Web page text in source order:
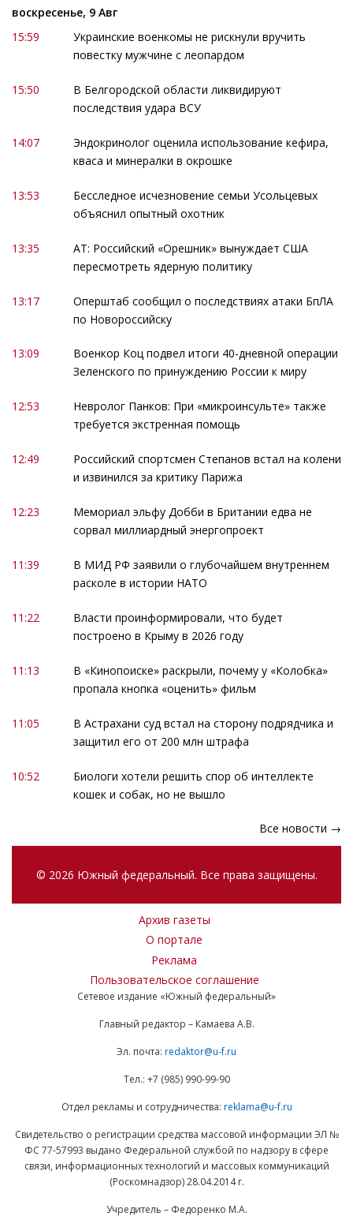
воскресенье, 9 Авг
15:59
Украинские военкомы не рискнули вручить
повестку мужчине с леопардом
15:50
В Белгородской области ликвидируют
последствия удара ВСУ
14:07
Эндокринолог оценила использование кефира,
кваса и минералки в окрошке
13:53
Бесследное исчезновение семьи Усольцевых
объяснил опытный охотник
13:35
АТ: Российский «Орешник» вынуждает США
пересмотреть ядерную политику
13:17
Оперштаб сообщил о последствиях атаки БпЛА
по Новороссийску
13:09
Военкор Коц подвел итоги 40-дневной операции
Зеленского по принуждению России к миру
12:53
Невролог Панков: При «микроинсульте» также
требуется экстренная помощь
12:49
Российский спортсмен Степанов встал на колени
и извинился за критику Парижа
12:23
Мемориал эльфу Добби в Британии едва не
сорвал миллиардный энергопроект
11:39
В МИД РФ заявили о глубочайшем внутреннем
расколе в истории НАТО
11:22
Власти проинформировали, что будет
построено в Крыму в 2026 году
11:13
В «Кинопоиске» раскрыли, почему у «Колобка»
пропала кнопка «оценить» фильм
11:05
В Астрахани суд встал на сторону подрядчика и
защитил его от 200 млн штрафа
10:52
Биологи хотели решить спор об интеллекте
кошек и собак, но не вышло
Все новости →
© 2026 Южный федеральный. Все права защищены.
Архив газеты
О портале
Реклама
Пользовательское соглашение
Сетевое издание «Южный федеральный»
Главный редактор – Камаева А.В.
Эл. почта: redaktor@u-f.ru
Тел.: +7 (985) 990-99-90
Отдел рекламы и сотрудничества: reklama@u-f.ru
Свидетельство о регистрации средства массовой информации ЭЛ №
ФС 77-57993 выдано Федеральной службой по надзору в сфере
связи, информационных технологий и массовых коммуникаций
(Роскомнадзор) 28.04.2014 г.
Учредитель – Федоренко М.А.